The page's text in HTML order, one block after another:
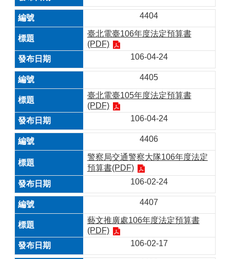
4404
臺北電臺106年度法定預算書
(PDF)
106-04-24
4405
臺北電臺105年度法定預算書
(PDF)
106-04-24
4406
警察局交通警察大隊106年度法定
預算書(PDF)
106-02-24
4407
藝文推廣處106年度法定預算書
(PDF)
106-02-17